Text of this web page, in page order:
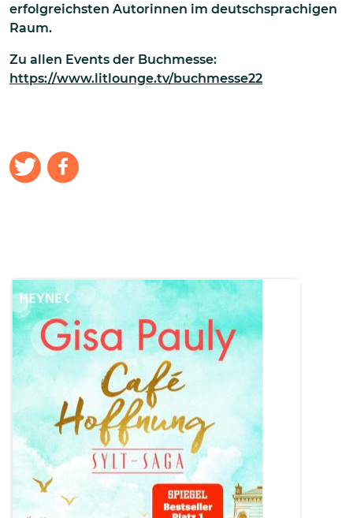
erfolgreichsten Autorinnen im deutschsprachigen
Raum.
Zu allen Events der Buchmesse:
https://www.litlounge.tv/buchmesse22